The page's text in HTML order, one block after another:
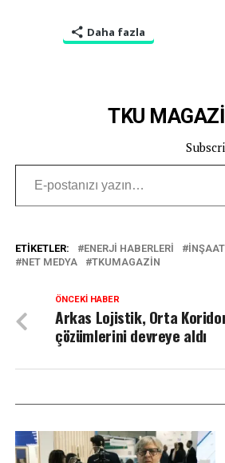
Daha fazla
TKU
E-postanızı yazın…
ETIKETLER: ENERJI HABERLERI INŞAAT
NET MEDYA
TKUMAGAZIN
ÖNCEKI HABER
Arkas Lojistik, Orta
çözümlerini devreye aldı